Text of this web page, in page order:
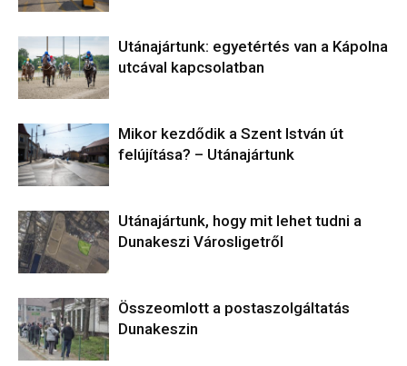
Utánajártunk: egyetértés van a Kápolna
utcával kapcsolatban
Mikor kezdődik a Szent István út
felújítása? – Utánajártunk
Utánajártunk, hogy mit lehet tudni a
Dunakeszi Városligetről
Összeomlott a postaszolgáltatás
Dunakeszin